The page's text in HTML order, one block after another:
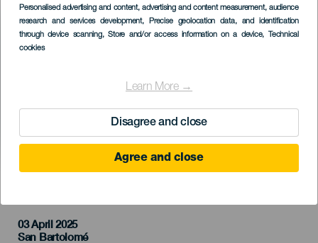
Personalised advertising and content, advertising and content measurement, audience
research and services development, Precise geolocation data, and identification
through device scanning, Store and/or access information on a device, Technical
cookies
Learn More →
Disagree and close
Agree and close
Imagen
Listado
03 April 2025
Localidad
San Bartolomé